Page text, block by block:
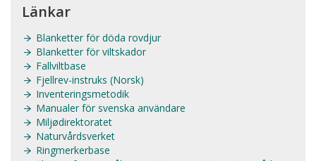
Länkar
Blanketter för döda rovdjur
Blanketter för viltskador
Fallviltbase
Fjellrev-instruks (Norsk)
Inventeringsmetodik
Manualer för svenska användare
Miljødirektoratet
Naturvårdsverket
Ringmerkerbase